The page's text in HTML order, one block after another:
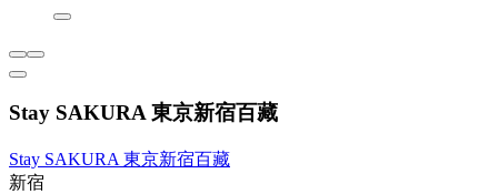
Stay SAKURA 東京新宿百藏
Stay SAKURA 東京新宿百藏
新宿